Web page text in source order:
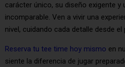
carácter único, su diseño exigente y
incomparable. Ven a vivir una
nivel, cuidando cada detalle desde el
Reserva tu tee time hoy mismo en
siente la diferencia de jugar